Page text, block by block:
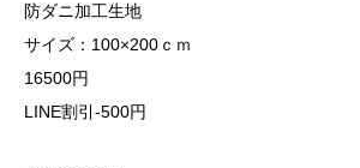
防ダニ加工生地
サイズ：100×200ｃｍ
16500円
LINE割引-500円